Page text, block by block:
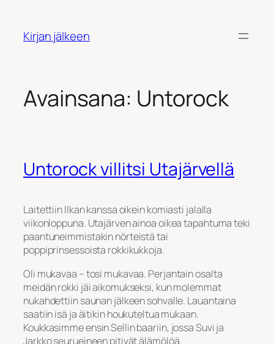
Kirjan jälkeen
Avainsana: Untorock
Untorock villitsi Utajärvellä
Laitettiin Ilkan kanssa oikein komiasti jalalla
viikonloppuna. Utajärven ainoa oikea tapahtuma teki
paantuneimmistakin nörteistä tai
poppiprinsessoista rokkikukkoja.
Oli mukavaa – tosi mukavaa. Perjantain osalta
meidän rokki jäi aikomukseksi, kun molemmat
nukahdettiin saunan jälkeen sohvalle. Lauantaina
saatiin isä ja äitikin houkuteltua mukaan.
Koukkasimme ensin Sellin baariin, jossa Suvi ja
Jarkko seurueineen pitivät älämölöä.